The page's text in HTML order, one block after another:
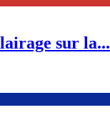
sur la...